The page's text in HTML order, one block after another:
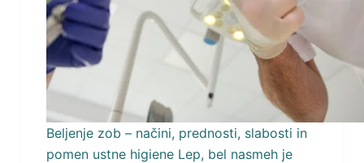
Beljenje zob – načini, prednosti, slabosti in
pomen ustne higiene Lep, bel nasmeh je